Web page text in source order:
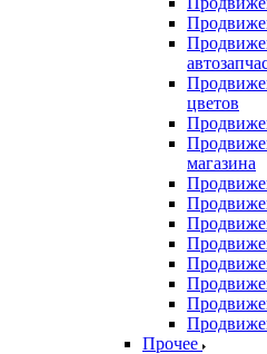
цветов
магазина
Прочее